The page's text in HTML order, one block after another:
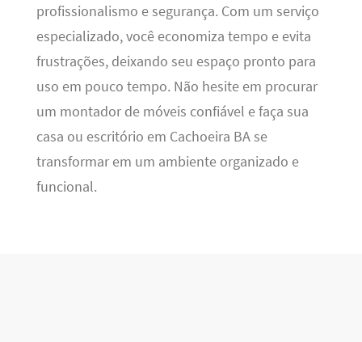
profissionalismo e segurança. Com um serviço
especializado, você economiza tempo e evita
frustrações, deixando seu espaço pronto para
uso em pouco tempo. Não hesite em procurar
um montador de móveis confiável e faça sua
casa ou escritório em Cachoeira BA se
transformar em um ambiente organizado e
funcional.